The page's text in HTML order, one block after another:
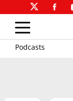
Podcasts